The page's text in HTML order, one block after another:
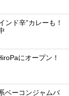
ンド辛”カレーも！
にオープン！
ベーコンジャムバ